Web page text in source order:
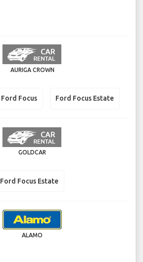
AURIGA CROWN
Ford Focus Ford Focus Estate
GOLDCAR
Ford Focus Estate
ALAMO